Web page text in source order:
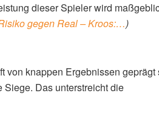
dieser Spieler wird
gegen Real – Kroos:…)
von knappen Ergebnissen geprägt
Das unterstreicht die